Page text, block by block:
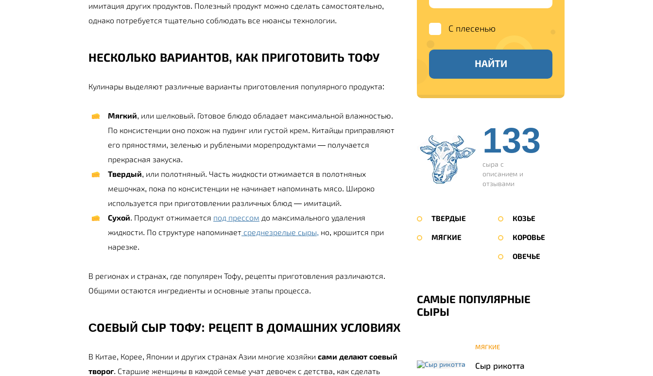
имитация других продуктов. Полезный продукт можно сделать самостоятельно,
однако потребуется тщательно соблюдать все нюансы технологии.
НЕСКОЛЬКО ВАРИАНТОВ, КАК ПРИГОТОВИТЬ ТОФУ
Кулинары выделяют различные варианты приготовления популярного продукта:
Мягкий, или шелковый. Готовое блюдо обладает максимальной влажностью.
По консистенции оно похож на пудинг или густой крем. Китайцы приправляют
его пряностями, зеленью и рублеными морепродуктами — получается
прекрасная закуска.
Твердый, или полотняный. Часть жидкости отжимается в полотняных
мешочках, пока по консистенции не начинает напоминать мясо. Широко
используется при приготовлении различных блюд — имитаций.
Сухой. Продукт отжимается под прессом до максимального удаления
жидкости. По структуре напоминает среднезрелые сыры, но, крошится при
нарезке.
В регионах и странах, где популярен Тофу, рецепты приготовления различаются.
Общими остаются ингредиенты и основные этапы процесса.
CОЕВЫЙ СЫР ТОФУ: РЕЦЕПТ В ДОМАШНИХ УСЛОВИЯХ
В Китае, Корее, Японии и других странах Азии многие хозяйки сами делают соевый
творог. Старшие женщины в каждой семье учат девочек с детства, как сделать
С плесенью
НАЙТИ
133
сыра с
описанием и
отзывами
ТВЕРДЫЕ
МЯГКИЕ
КОЗЬЕ
КОРОВЬЕ
ОВЕЧЬЕ
САМЫЕ ПОПУЛЯРНЫЕ
СЫРЫ
МЯГКИЕ
Сыр рикотта